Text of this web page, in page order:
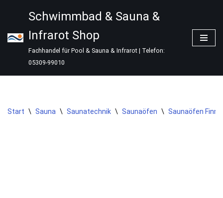
Inhalt
springen
Schwimmbad & Sauna &
Infrarot Shop
Fachhandel für Pool & Sauna & Infrarot | Telefon:
05309-99010
Start \ Sauna \ Saunatechnik \ Saunaöfen \ Saunaöfen